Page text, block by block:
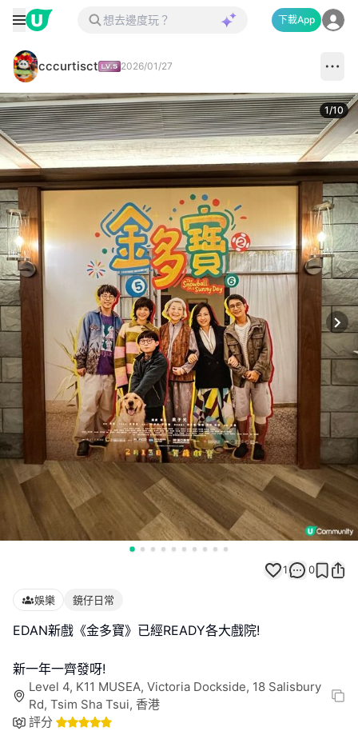
下載App
cccurtisct 2026/01/27
1/10
1 0
娛樂 鏡仔日常
EDAN新戲《金多寶》已經READY各大戲院!
新一年一齊發呀!
Level 4, K11 MUSEA, Victoria Dockside, 18 Salisbury
Rd, Tsim Sha Tsui, 香港
評分